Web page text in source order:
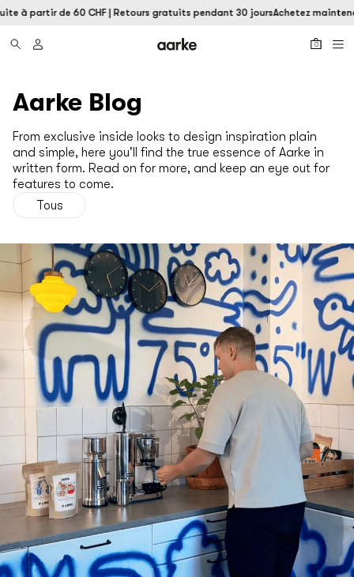
à partir de 60 CHF | Retours gratuits pendant 30 joursAchetez
0
Aarke Blog
From exclusive inside looks to design inspiration plain
and simple, here you'll find the true essence of Aarke in
written form. Read on for more, and keep an eye out for
features to come.
Tous